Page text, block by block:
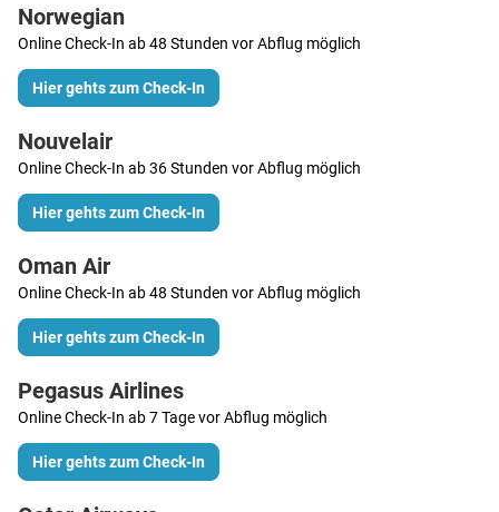
Norwegian
Online Check-In ab 48 Stunden vor Abflug möglich
Hier gehts zum Check-In
Nouvelair
Online Check-In ab 36 Stunden vor Abflug möglich
Hier gehts zum Check-In
Oman Air
Online Check-In ab 48 Stunden vor Abflug möglich
Hier gehts zum Check-In
Pegasus Airlines
Online Check-In ab 7 Tage vor Abflug möglich
Hier gehts zum Check-In